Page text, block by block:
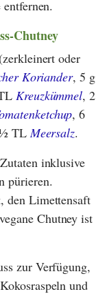
Chutney
oder
Koriander, 5 g
Kreuzkümmel, 2
, 6
TL Meersalz.
inklusive
pürieren.
den Limettensaft
Chutney ist
zur Verfügung,
und